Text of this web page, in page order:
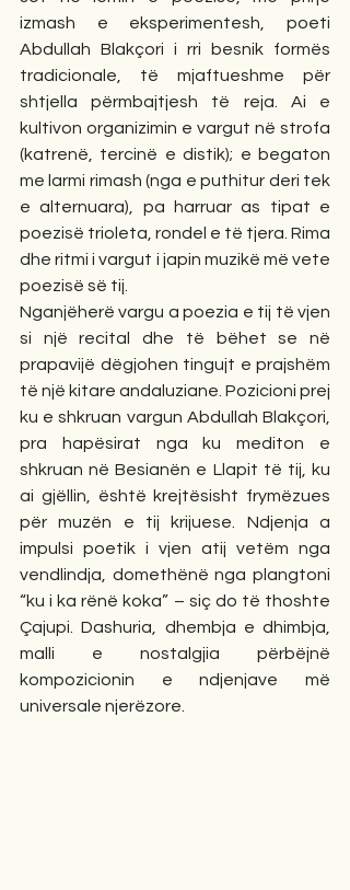
izmash e eksperimentesh, poeti
Abdullah Blakçori i rri besnik formës
tradicionale, të mjaftueshme për
shtjella përmbajtjesh të reja. Ai e
kultivon organizimin e vargut në strofa
(katrenë, tercinë e distik); e begaton
me larmi rimash (nga e puthitur deri tek
e alternuara), pa harruar as tipat e
poezisë trioleta, rondel e të tjera. Rima
dhe ritmi i vargut i japin muzikë më vete
poezisë së tij.
Nganjëherë vargu a poezia e tij të vjen
si një recital dhe të bëhet se në
prapavijë dëgjohen tingujt e prajshëm
të një kitare andaluziane. Pozicioni prej
ku e shkruan vargun Abdullah Blakçori,
pra hapësirat nga ku mediton e
shkruan në Besianën e Llapit të tij, ku
ai gjëllin, është krejtësisht frymëzues
për muzën e tij krijuese. Ndjenja a
impulsi poetik i vjen atij vetëm nga
vendlindja, domethënë nga plangtoni
“ku i ka rënë koka” – siç do të thoshte
Çajupi. Dashuria, dhembja e dhimbja,
malli e nostalgjia përbëjnë
kompozicionin e ndjenjave më
universale njerëzore.